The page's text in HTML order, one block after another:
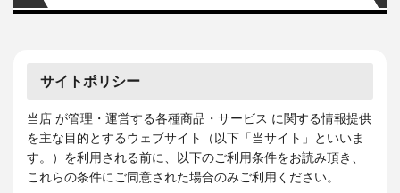
サイトポリシー
当店 が管理・運営する各種商品・サービス に関する情報提供
を主な目的とするウェブサイト（以下「当サイト」といいま
す。）を利用される前に、以下のご利用条件をお読み頂き、
これらの条件にご同意された場合のみご利用ください。